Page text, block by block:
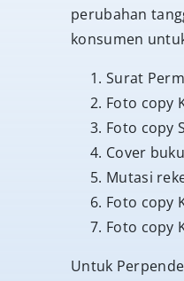
perubahan
konsumen
Surat
Foto copy
Foto copy
Cover
Mutasi
Foto copy
Foto copy
Untuk